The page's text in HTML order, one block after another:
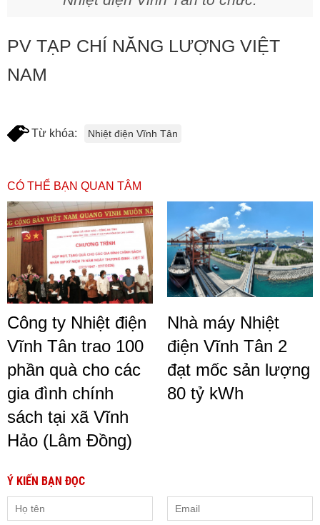
PV TẠP CHÍ NĂNG LƯỢNG VIỆT
NAM
Từ khóa: Nhiệt điện Vĩnh Tân
CÓ THỂ BẠN QUAN TÂM
Công ty Nhiệt điện
Vĩnh Tân trao 100
phần quà cho các
gia đình chính
sách tại xã Vĩnh
Hảo (Lâm Đồng)
Nhà máy Nhiệt
điện Vĩnh Tân 2
đạt mốc sản lượng
80 tỷ kWh
Ý KIẾN BẠN ĐỌC